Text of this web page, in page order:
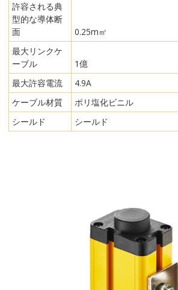
許容される典
型的な導体断
面
0.25m㎡
最大リンクケ
ーブル
1億
最大許容電流
4.9A
ケーブル材質
ポリ塩化ビニル
シールド
シールド